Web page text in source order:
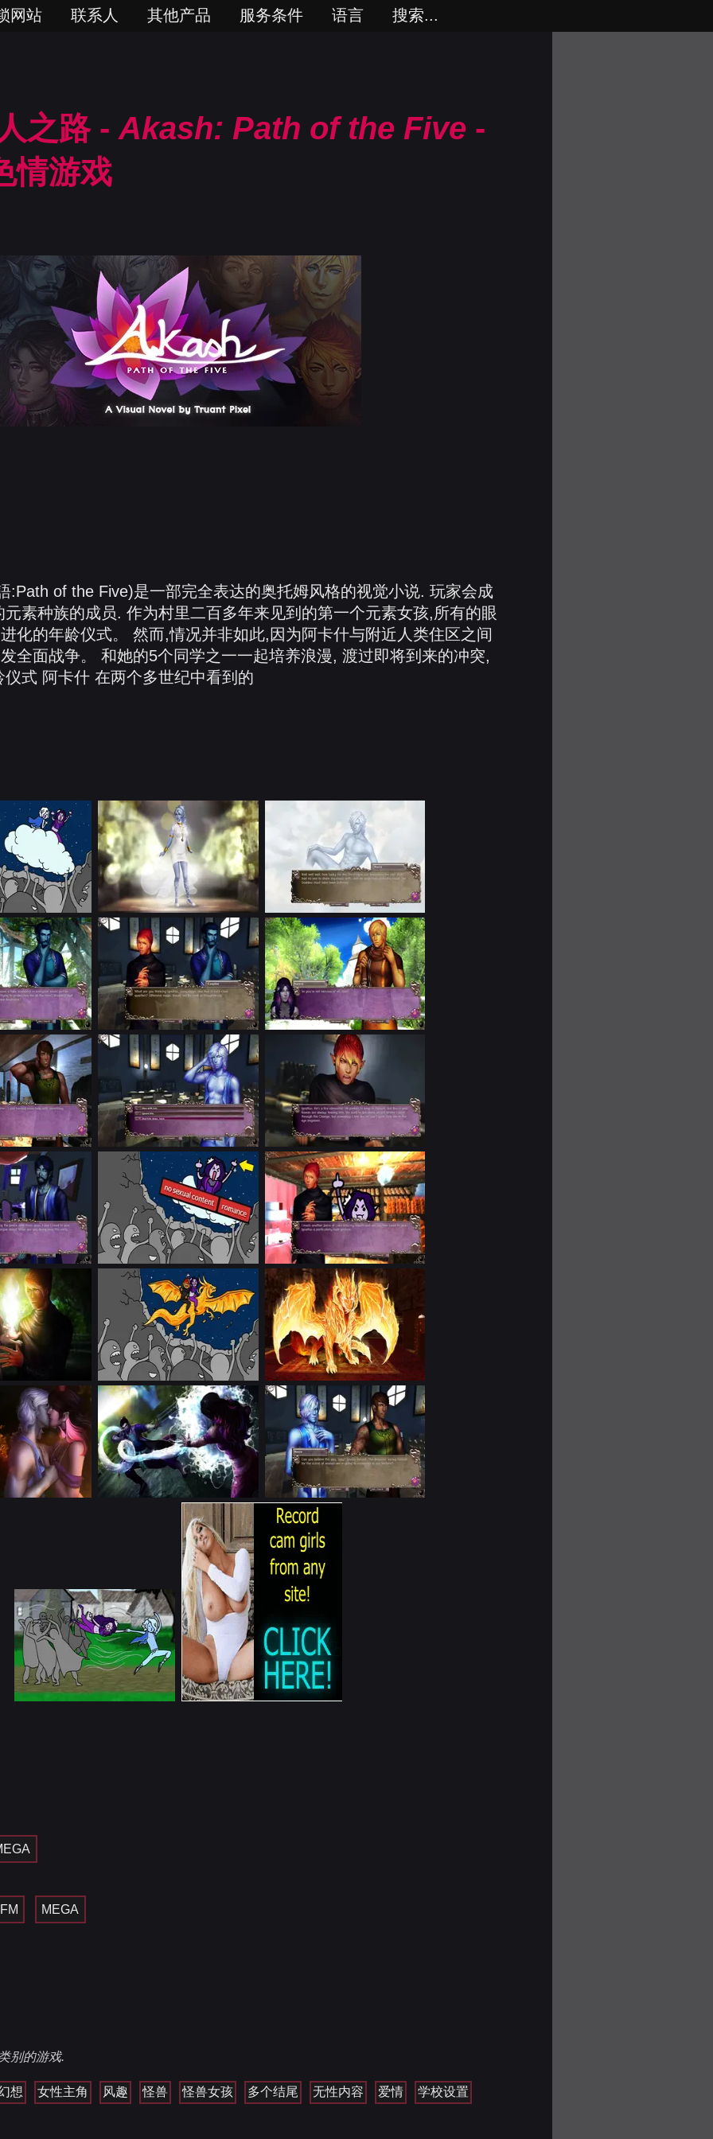
网站 联系人 其他产品 服务条件 语言 搜索...
之路 - Akash: Path of the Five -
情游戏
:Path of the Five)是一部完全表达的奥托姆风格的视觉小说. 玩家会成
素种族的成员. 作为村里二百多年来见到的第一个元素女孩,所有的眼
化的年龄仪式。 然而,情况并非如此,因为阿卡什与附近人类住区之间
全面战争。 和她的5个同学之一一起培养浪漫, 渡过即将到来的冲突,
式 阿卡什 在两个多世纪中看到的
MEGA
别的游戏.
想 女性主角 风趣 怪兽 怪兽女孩 多个结尾 无性内容 爱情 学校设置